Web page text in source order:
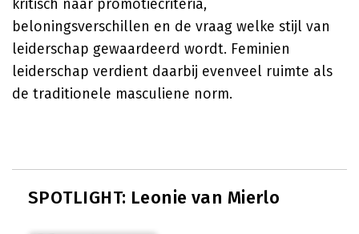
kritisch naar promotiecriteria,
beloningsverschillen en de vraag welke stijl van
leiderschap gewaardeerd wordt. Feminien
leiderschap verdient daarbij evenveel ruimte als
de traditionele masculiene norm.
SPOTLIGHT: Leonie van Mierlo